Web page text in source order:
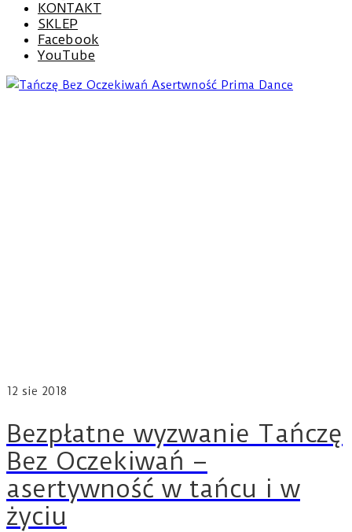
KONTAKT
SKLEP
Facebook
YouTube
12 sie 2018
Bezpłatne wyzwanie Tańczę
Bez Oczekiwań –
asertywność w tańcu i w
życiu